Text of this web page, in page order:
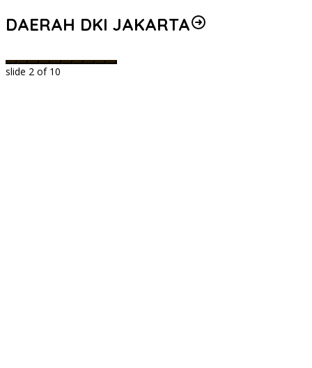
DAERAH DKI JAKARTA
slide 2 of 10